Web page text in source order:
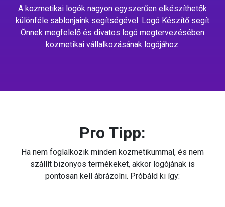
A kozmetikai logók nagyon egyszerűen elkészíthetők
különféle sablonjaink segítségével. Logó Készítő segít
Önnek megfelelő és divatos logó megtervezésében
kozmetikai vállalkozásának logójához.
Pro Tipp:
Ha nem foglalkozik minden kozmetikummal, és nem
szállít bizonyos termékeket, akkor logójának is
pontosan kell ábrázolni. Próbáld ki így: